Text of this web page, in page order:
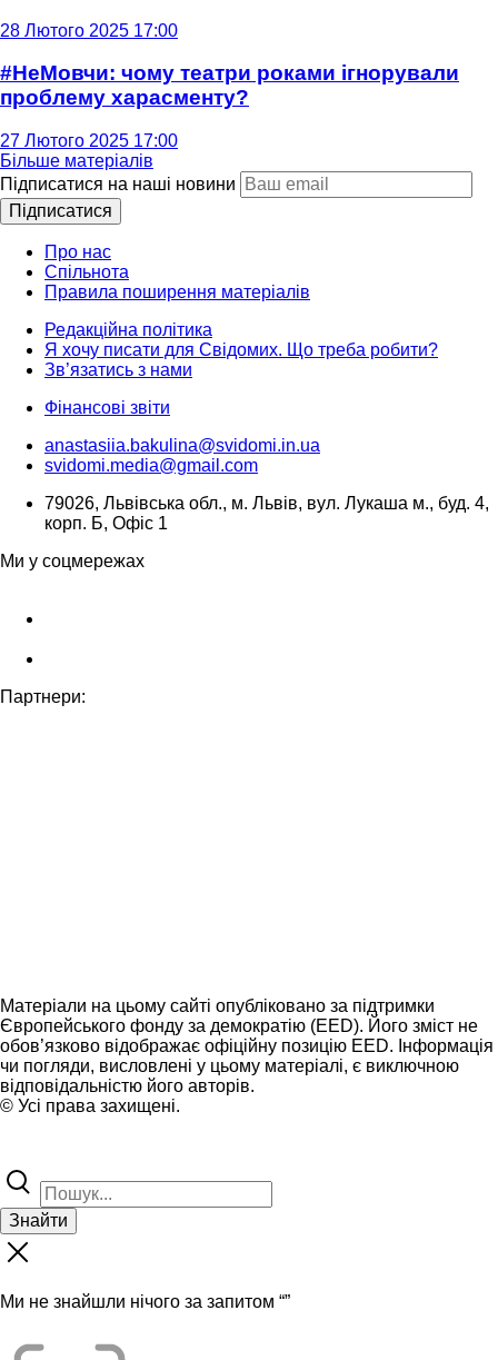
28 Лютого 2025 17:00
#НеМовчи: чому театри роками ігнорували
проблему харасменту?
27 Лютого 2025 17:00
Більше матеріалів
Підписатися на наші новини
Підписатися
Про нас
Спільнота
Правила поширення матеріалів
Редакційна політика
Я хочу писати для Свідомих. Що треба робити?
Зв’язатись з нами
Фінансові звіти
anastasiia.bakulina@svidomi.in.ua
svidomi.media@gmail.com
79026, Львівська обл., м. Львів, вул. Лукаша м., буд. 4,
корп. Б, Офіс 1
Ми у соцмережах
Партнери:
Матеріали на цьому сайті опубліковано за підтримки
Європейського фонду за демократію (EED). Його зміст не
обов’язково відображає офіційну позицію EED. Інформація
чи погляди, висловлені у цьому матеріалі, є виключною
відповідальністю його авторів.
© Усі права захищені.
Знайти
Ми не знайшли нічого за запитом “”